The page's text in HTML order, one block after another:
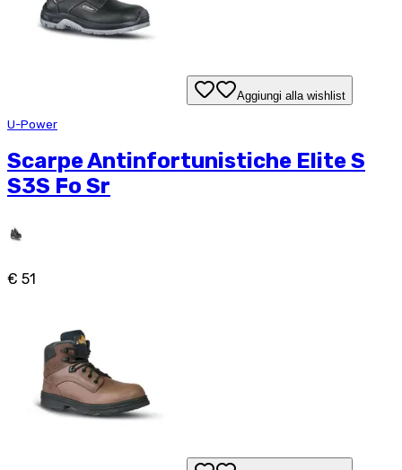
Aggiungi alla wishlist
U-Power
Scarpe Antinfortunistiche Elite S
S3S Fo Sr
€ 51